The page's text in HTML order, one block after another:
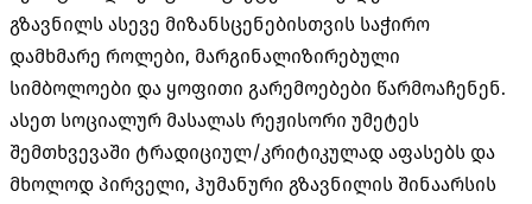
გზავნილს ასევე მიზანსცენებისთვის საჭირო
დამხმარე როლები, მარგინალიზირებული
სიმბოლოები და ყოფითი გარემოებები წარმოაჩენენ.
ასეთ სოციალურ მასალას რეჟისორი უმეტეს
შემთხვევაში ტრადიციულ/კრიტიკულად აფასებს და
მხოლოდ პირველი, ჰუმანური გზავნილის შინაარსის